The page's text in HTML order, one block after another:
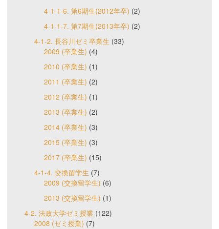
4-1-1-6. 第6期生(2012年卒) (2)
4-1-1-7. 第7期生(2013年卒) (2)
4-1-2. 長谷川ゼミ卒業生 (33)
2009 (卒業生) (4)
2010 (卒業生) (1)
2011 (卒業生) (2)
2012 (卒業生) (1)
2013 (卒業生) (2)
2014 (卒業生) (3)
2015 (卒業生) (3)
2017 (卒業生) (15)
4-1-4. 交換留学生 (7)
2009 (交換留学生) (6)
2013 (交換留学生) (1)
4-2. 法政大学ゼミ授業 (122)
2008 (ゼミ授業) (7)